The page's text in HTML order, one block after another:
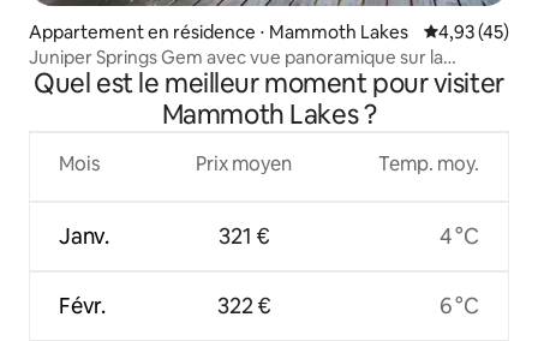
Appartement en résidence ⋅ Mammoth Lakes Évaluation
4,93 (45)
Juniper Springs Gem avec vue panoramique sur la
montagne !
Quel est le meilleur moment pour visiter
Mammoth Lakes ?
Mois
Janv.
Févr.
Prix moyen
321 €
322 €
Temp. moy.
4 °C
6 °C